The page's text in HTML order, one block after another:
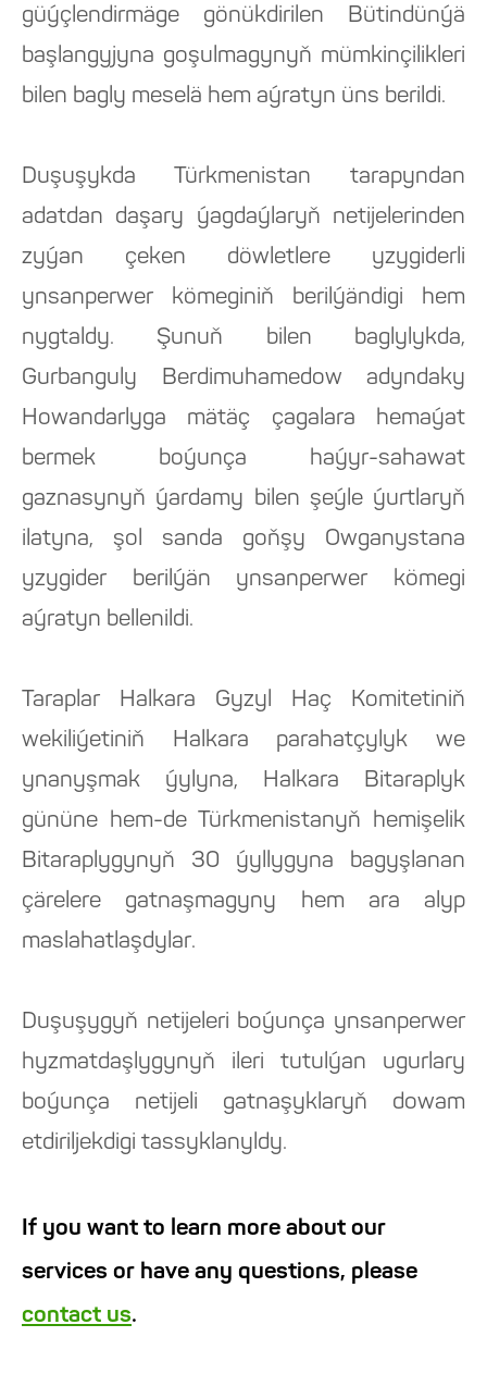
güýçlendirmäge gönükdirilen Bütindünýä
başlangyjyna goşulmagynyň mümkinçilikleri
bilen bagly meselä hem aýratyn üns berildi.
Duşuşykda Türkmenistan tarapyndan
adatdan daşary ýagdaýlaryň netijelerinden
zyýan çeken döwletlere yzygiderli
ynsanperwer kömeginiň berilýändigi hem
nygtaldy. Şunuň bilen baglylykda,
Gurbanguly Berdimuhamedow adyndaky
Howandarlyga mätäç çagalara hemaýat
bermek boýunça haýyr-sahawat
gaznasynyň ýardamy bilen şeýle ýurtlaryň
ilatyna, şol sanda goňşy Owganystana
yzygider berilýän ynsanperwer kömegi
aýratyn bellenildi.
Taraplar Halkara Gyzyl Haç Komitetiniň
wekiliýetiniň Halkara parahatçylyk we
ynanyşmak ýylyna, Halkara Bitaraplyk
gününe hem-de Türkmenistanyň hemişelik
Bitaraplygynyň 30 ýyllygyna bagyşlanan
çärelere gatnaşmagyny hem ara alyp
maslahatlaşdylar.
Duşuşygyň netijeleri boýunça ynsanperwer
hyzmatdaşlygynyň ileri tutulýan ugurlary
boýunça netijeli gatnaşyklaryň dowam
etdiriljekdigi tassyklanyldy.
If you want to learn more about our
services or have any questions, please
contact us.